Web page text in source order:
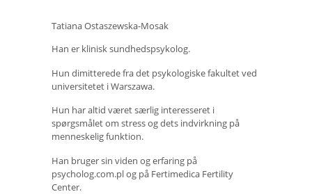
Tatiana Ostaszewska-Mosak
Han er klinisk sundhedspsykolog.
Hun dimitterede fra det psykologiske fakultet ved
universitetet i Warszawa.
Hun har altid været særlig interesseret i
spørgsmålet om stress og dets indvirkning på
menneskelig funktion.
Han bruger sin viden og erfaring på
psycholog.com.pl og på Fertimedica Fertility
Center.